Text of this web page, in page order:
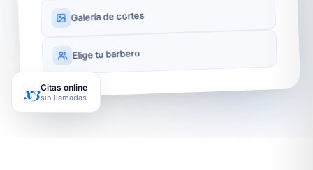
Galería de cortes
Elige tu barbero
x3Citas online
sin llamadas